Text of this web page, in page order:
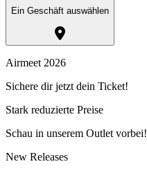
Ein Geschäft auswählen
Airmeet 2026
Sichere dir jetzt dein Ticket!
Stark reduzierte Preise
Schau in unserem Outlet vorbei!
New Releases